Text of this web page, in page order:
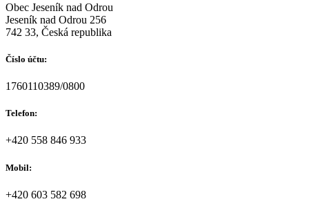
Obec Jeseník nad Odrou
Jeseník nad Odrou 256
742 33, Česká republika
Číslo účtu:
1760110389/0800
Telefon:
+420 558 846 933
Mobil:
+420 603 582 698